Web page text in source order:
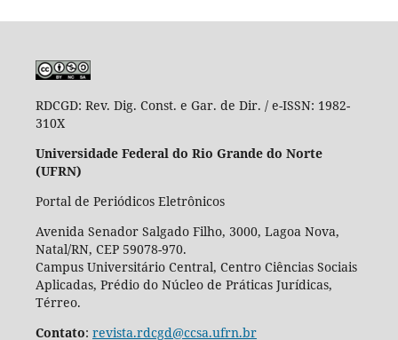
RDCGD: Rev. Dig. Const. e Gar. de Dir. / e-ISSN: 1982-
310X
Universidade Federal do Rio Grande do Norte
(UFRN)
Portal de Periódicos Eletrônicos
Avenida Senador Salgado Filho, 3000, Lagoa Nova,
Natal/RN, CEP 59078-970.
Campus Universitário Central, Centro Ciências Sociais
Aplicadas, Prédio do Núcleo de Práticas Jurídicas,
Térreo.
Contato: revista.rdcgd@ccsa.ufrn.br